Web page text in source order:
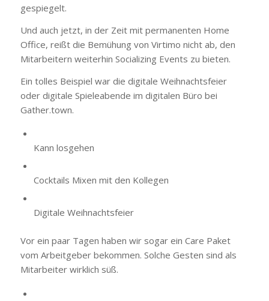
gespiegelt.
Und auch jetzt, in der Zeit mit permanenten Home
Office, reißt die Bemühung von Virtimo nicht ab, den
Mitarbeitern weiterhin Socializing Events zu bieten.
Ein tolles Beispiel war die digitale Weihnachtsfeier
oder digitale Spieleabende im digitalen Büro bei
Gather.town.
Kann losgehen
Cocktails Mixen mit den Kollegen
Digitale Weihnachtsfeier
Vor ein paar Tagen haben wir sogar ein Care Paket
vom Arbeitgeber bekommen. Solche Gesten sind als
Mitarbeiter wirklich süß.